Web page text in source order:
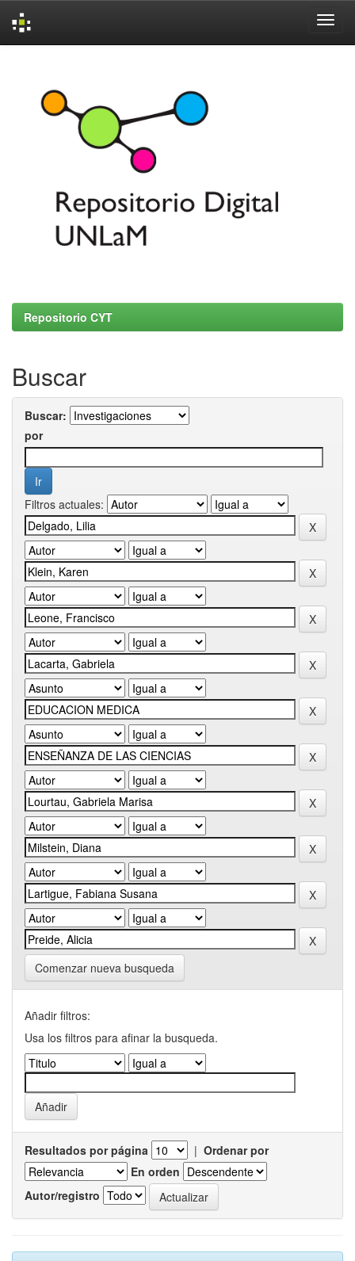
Repositorio CYT
Buscar
Buscar:
por
Filtros actuales:
Comenzar nueva busqueda
Añadir filtros:
Usa los filtros para afinar la busqueda.
Resultados por página | Ordenar por
En orden
Autor/registro